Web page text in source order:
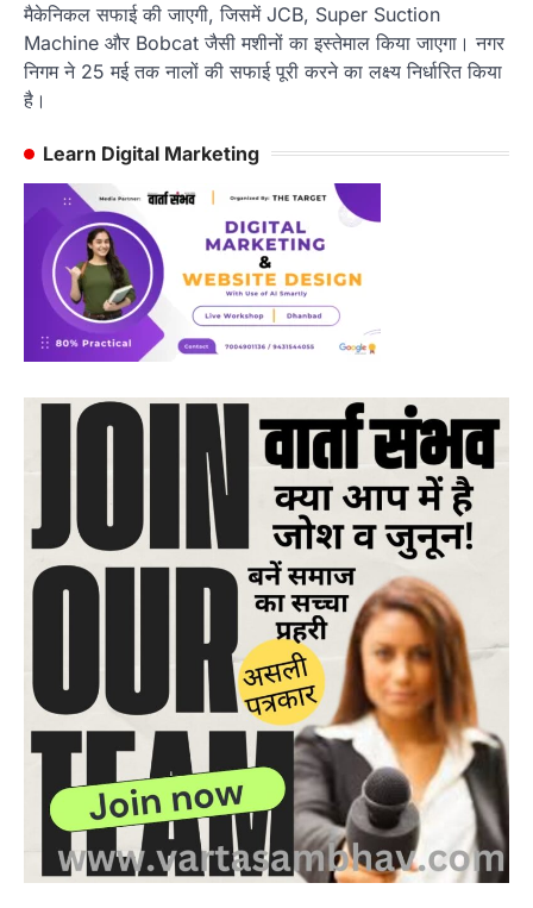
मैकेनिकल सफाई की जाएगी, जिसमें JCB, Super Suction
Machine और Bobcat जैसी मशीनों का इस्तेमाल किया जाएगा। नगर
निगम ने 25 मई तक नालों की सफाई पूरी करने का लक्ष्य निर्धारित किया
है।
Learn Digital Marketing